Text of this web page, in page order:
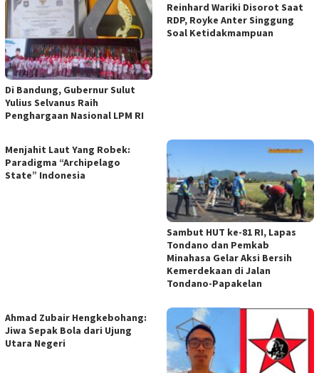
Di Bandung, Gubernur Sulut
Yulius Selvanus Raih
Penghargaan Nasional LPM RI
Reinhard Wariki Disorot Saat
RDP, Royke Anter Singgung
Soal Ketidakmampuan
Menjahit Laut Yang Robek:
Paradigma “Archipelago
State” Indonesia
Sambut HUT ke-81 RI, Lapas
Tondano dan Pemkab
Minahasa Gelar Aksi Bersih
Kemerdekaan di Jalan
Tondano-Papakelan
Ahmad Zubair Hengkebohang:
Jiwa Sepak Bola dari Ujung
Utara Negeri